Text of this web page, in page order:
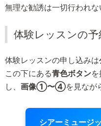
無理な勧誘は一切行われな
体験レッスンの予
体験レッスンの申し込みは
この下にある青色ボタン
し、 画像①〜④を見なが
シアーミュージ